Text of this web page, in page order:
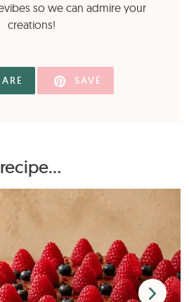
so we can admire your
creations!
SAVE